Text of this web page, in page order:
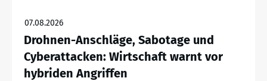
07.08.2026
Drohnen-Anschläge, Sabotage und
Cyberattacken: Wirtschaft warnt vor
hybriden Angriffen